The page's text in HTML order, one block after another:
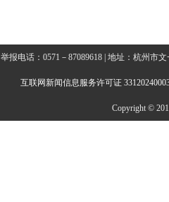
举报电话：0571－87089618 | 地址：杭州市
互联网新闻信息服务许可证
Copyright ©